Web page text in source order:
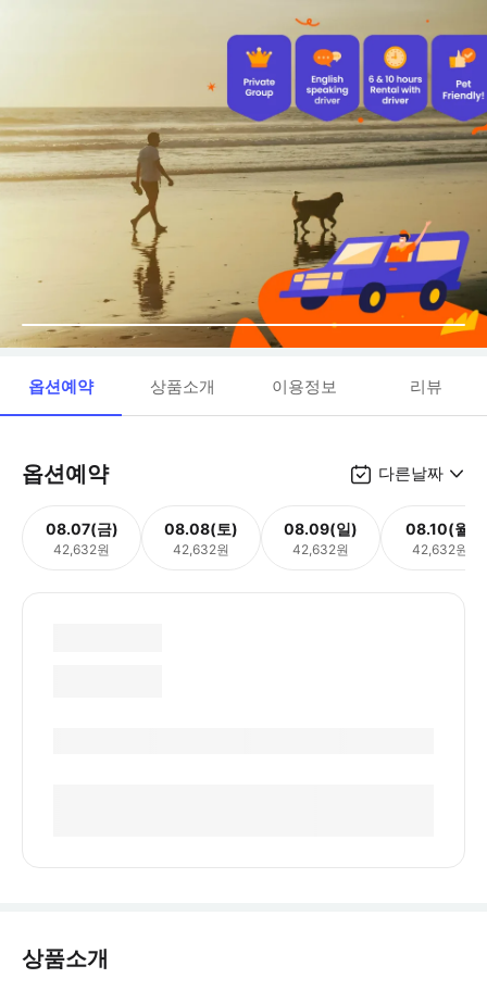
옵션예약 상품소개 이용정보 리뷰
옵션예약 다른날짜
08.07(금)
42,632원
08.08(토)
42,632원
08.09(일)
42,632원
08.10(월)
42,632원
상품소개